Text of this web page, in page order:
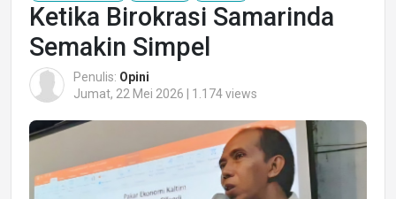
Ketika Birokrasi Samarinda
Semakin Simpel
Penulis: Opini
Jumat, 22 Mei 2026 | 1.174 views